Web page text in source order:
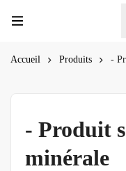
Accueil Produits -
- Produit
minérale